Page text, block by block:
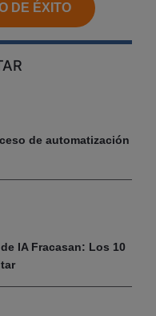
DE ÉXITO
de automatización
IA Fracasan: Los 10